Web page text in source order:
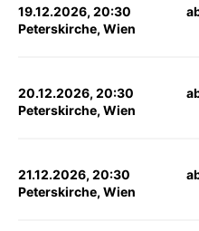
19.12.2026, 20:30
Peterskirche, Wien
20.12.2026, 20:30
Peterskirche, Wien
21.12.2026, 20:30
Peterskirche, Wien